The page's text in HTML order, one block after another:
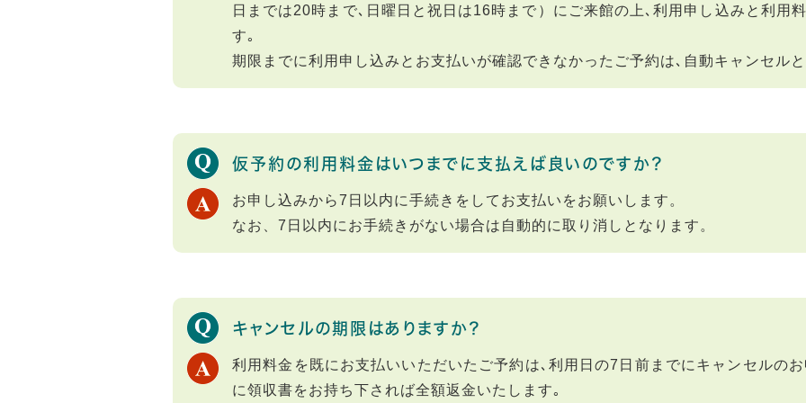
日までは20時まで､日曜日と祝日は16時まで）にご来館の上､利用申し込みと利用
す｡
期限までに利用申し込みとお支払いが確認できなかったご予約は､自動キャンセルと
仮予約の利用料金はいつまでに支払えば良いのですか？
お申し込みから7日以内に手続きをしてお支払いをお願いします。
なお、7日以内にお手続きがない場合は自動的に取り消しとなります。
キャンセルの期限はありますか？
利用料金を既にお支払いいただいたご予約は､利用日の7日前までにキャンセルの
に領収書をお持ち下されば全額返金いたします｡